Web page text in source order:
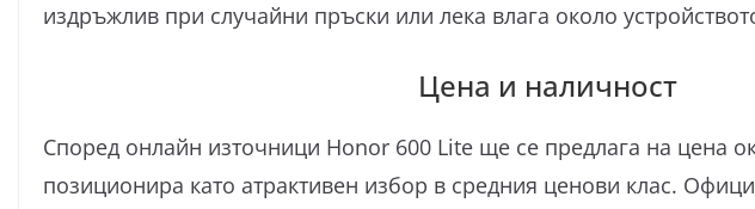
издръжлив при случайни пръски или лека влага около
Цена и наличност
Според онлайн източници Honor 600 Lite ще се предлага на цена
позиционира като атрактивен избор в средния ценови клас.